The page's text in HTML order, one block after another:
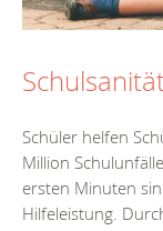
Schüler helfen
Million
ersten Minuten
Hilfeleistung.